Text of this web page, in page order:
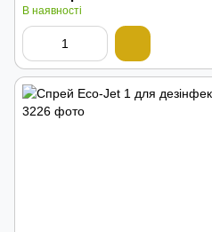
В наявності